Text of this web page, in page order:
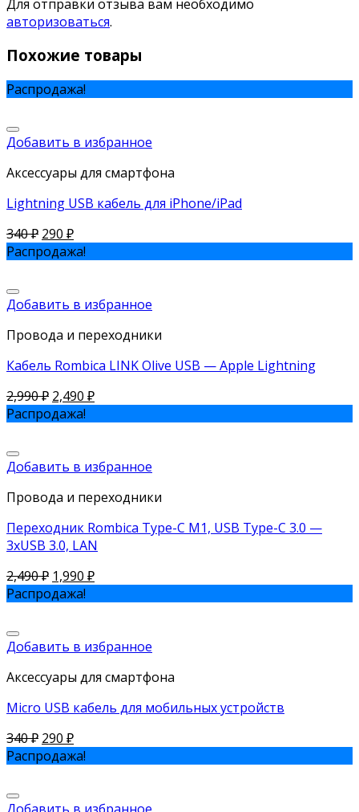
Для отправки отзыва вам необходимо
авторизоваться.
Похожие товары
Распродажа!
Добавить в избранное
Аксессуары для смартфона
Lightning USB кабель для iPhone/iPad
340₽ 290 ₽
Распродажа!
Добавить в избранное
Провода и переходники
Кабель Rombica LINK Olive USB — Apple Lightning
2,990₽ 2,490 ₽
Распродажа!
Добавить в избранное
Провода и переходники
Переходник Rombica Type-C M1, USB Type-C 3.0 —
3xUSB 3.0, LAN
2,490₽ 1,990 ₽
Распродажа!
Добавить в избранное
Аксессуары для смартфона
Micro USB кабель для мобильных устройств
340₽ 290 ₽
Распродажа!